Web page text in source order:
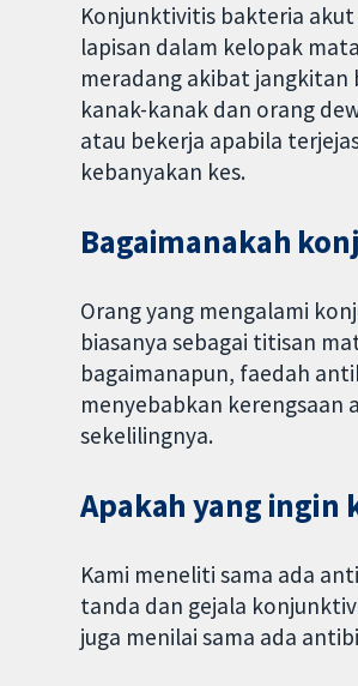
Konjunktivitis bakteria akut
lapisan dalam kelopak
meradang akibat
kanak-kanak dan orang
atau bekerja apabila
kebanyakan kes.
Bagaimanakah
Orang yang mengalami
biasanya sebagai titisan
bagaimanapun, faedah
menyebabkan kerengsaan
sekelilingnya.
Apakah yang ingin
Kami meneliti sama ada
tanda dan gejala
juga menilai sama ada